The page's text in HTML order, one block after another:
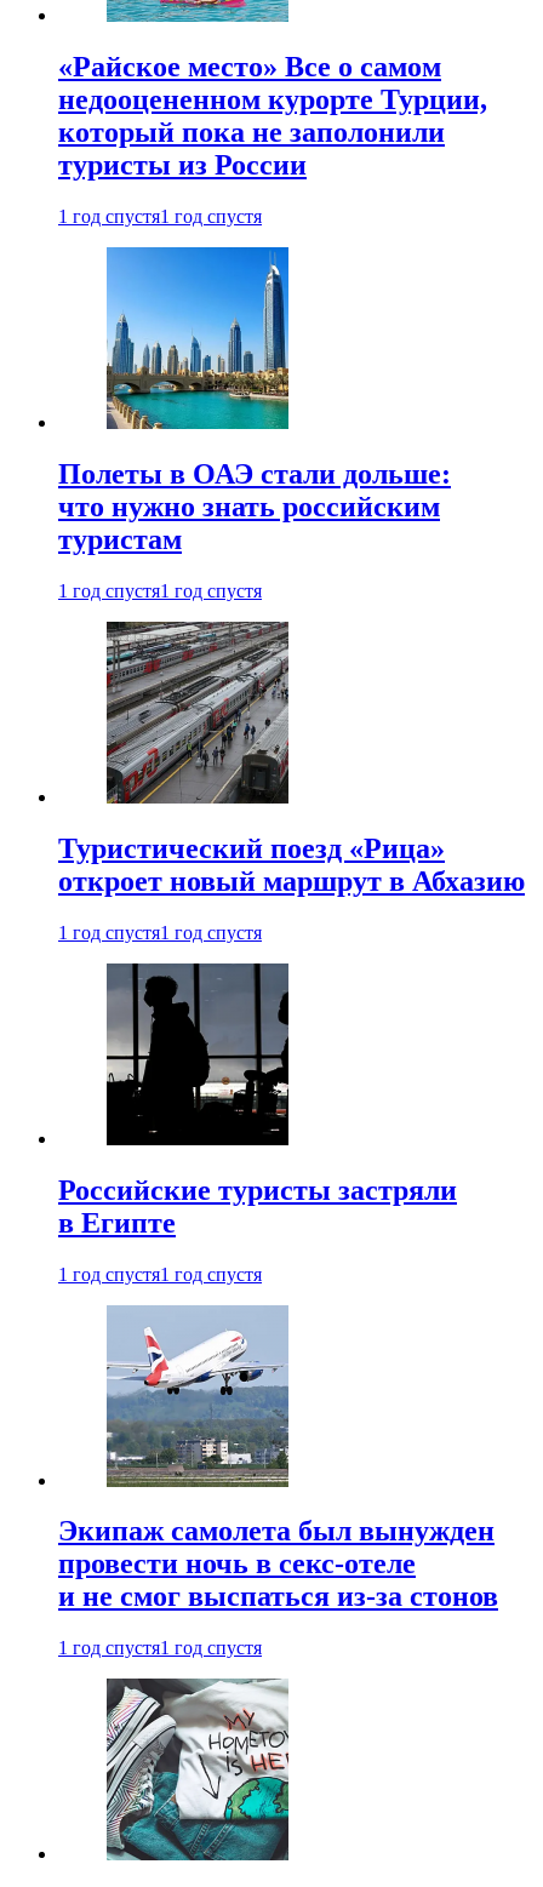
«Райское место» Все о самом
недооцененном курорте Турции,
который пока не заполонили
туристы из России
1 год спустя1 год спустя
Полеты в ОАЭ стали дольше:
что нужно знать российским
туристам
1 год спустя1 год спустя
Туристический поезд «Рица»
откроет новый маршрут в Абхазию
1 год спустя1 год спустя
Российские туристы застряли
в Египте
1 год спустя1 год спустя
Экипаж самолета был вынужден
провести ночь в секс-отеле
и не смог выспаться из-за стонов
1 год спустя1 год спустя